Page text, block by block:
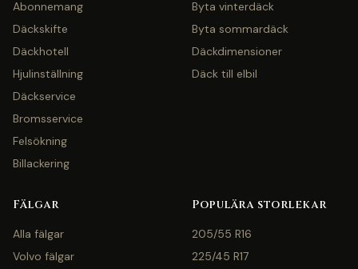
Abonnemang
Däckskifte
Däckhotell
Hjulinställning
Däckservice
Bromsservice
Felsökning
Billackering
Byta vinterdäck
Byta sommardäck
Däckdimensioner
Däck till elbil
Fälgar
Alla fälgar
Volvo fälgar
Populära storlekar
205/55 R16
225/45 R17